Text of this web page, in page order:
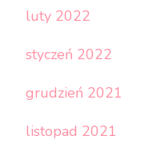
luty 2022
styczeń 2022
grudzień 2021
listopad 2021